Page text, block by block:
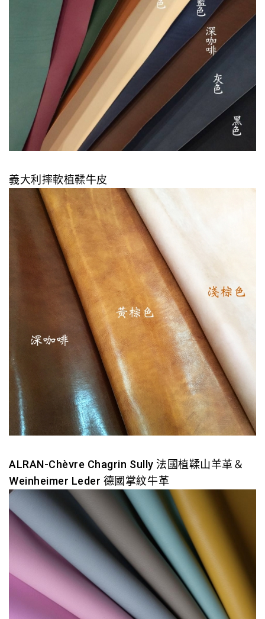
義大利摔軟植鞣牛皮
ALRAN-Chèvre Chagrin Sully 法國植鞣山羊革＆
Weinheimer Leder 德國掌紋牛革